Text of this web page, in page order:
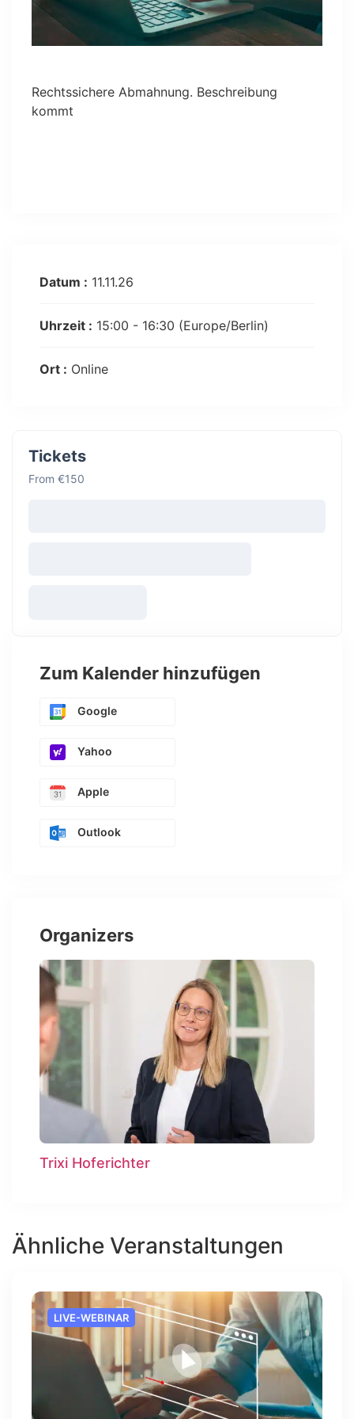
Rechtssichere Abmahnung. Beschreibung
kommt
Datum : 11.11.26
Uhrzeit : 15:00 - 16:30 (Europe/Berlin)
Ort : Online
Tickets
From €150
Zum Kalender hinzufügen
Google
Yahoo
Apple
Outlook
Organizers
Trixi Hoferichter
Ähnliche Veranstaltungen
LIVE-WEBINAR